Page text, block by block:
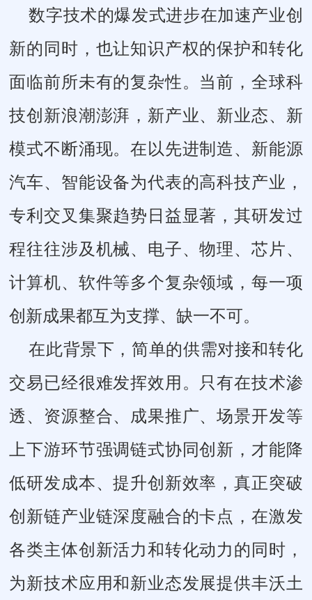
数字技术的爆发式进步在加速产业创
新的同时，也让知识产权的保护和转化
面临前所未有的复杂性。当前，全球科
技创新浪潮澎湃，新产业、新业态、新
模式不断涌现。在以先进制造、新能源
汽车、智能设备为代表的高科技产业，
专利交叉集聚趋势日益显著，其研发过
程往往涉及机械、电子、物理、芯片、
计算机、软件等多个复杂领域，每一项
创新成果都互为支撑、缺一不可。
在此背景下，简单的供需对接和转化
交易已经很难发挥效用。只有在技术渗
透、资源整合、成果推广、场景开发等
上下游环节强调链式协同创新，才能降
低研发成本、提升创新效率，真正突破
创新链产业链深度融合的卡点，在激发
各类主体创新活力和转化动力的同时，
为新技术应用和新业态发展提供丰沃土